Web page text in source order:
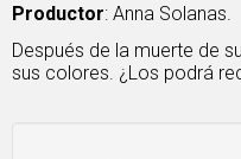
Productor: Anna Solanas.
Después de la muerte de
sus colores. ¿Los podrá